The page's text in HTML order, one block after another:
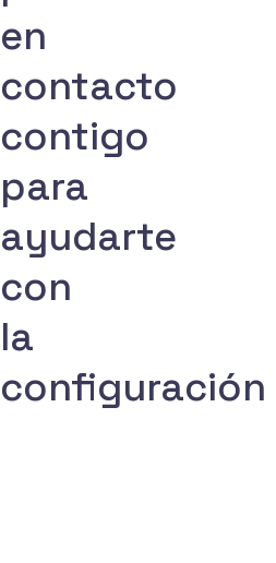
en
contacto
contigo
para
ayudarte
con
la
configuración